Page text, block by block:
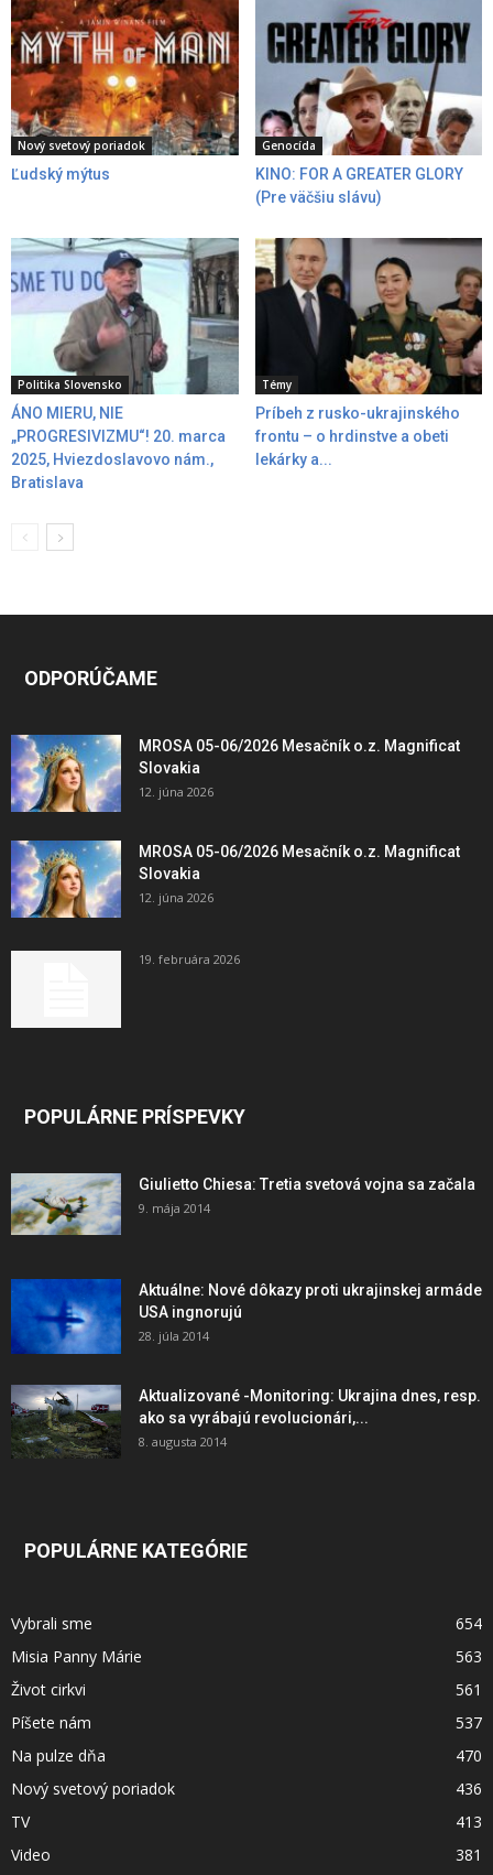
Nový svetový poriadok
Ľudský mýtus
Genocída
KINO: FOR A GREATER GLORY
(Pre väčšiu slávu)
Politika Slovensko
ÁNO MIERU, NIE
„PROGRESIVIZMU“! 20. marca
2025, Hviezdoslavovo nám.,
Bratislava
Témy
Príbeh z rusko-ukrajinského
frontu – o hrdinstve a obeti
lekárky a...
ODPORÚČAME
MROSA 05-06/2026 Mesačník o.z. Magnificat
Slovakia
12. júna 2026
MROSA 05-06/2026 Mesačník o.z. Magnificat
Slovakia
12. júna 2026
19. februára 2026
POPULÁRNE PRÍSPEVKY
Giulietto Chiesa: Tretia svetová vojna sa začala
9. mája 2014
Aktuálne: Nové dôkazy proti ukrajinskej armáde
USA ingnorujú
28. júla 2014
Aktualizované -Monitoring: Ukrajina dnes, resp.
ako sa vyrábajú revolucionári,...
8. augusta 2014
POPULÁRNE KATEGÓRIE
Vybrali sme
654
Misia Panny Márie
563
Život cirkvi
561
Píšete nám
537
Na pulze dňa
470
Nový svetový poriadok
436
TV
413
Video
381